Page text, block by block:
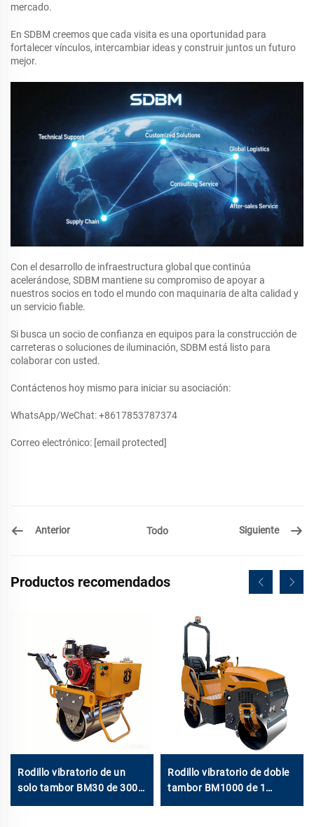
mercado.
En SDBM creemos que cada visita es una oportunidad para
fortalecer vínculos, intercambiar ideas y construir juntos un futuro
mejor.
Con el desarrollo de infraestructura global que continúa
acelerándose, SDBM mantiene su compromiso de apoyar a
nuestros socios en todo el mundo con maquinaria de alta calidad y
un servicio fiable.
Si busca un socio de confianza en equipos para la construcción de
carreteras o soluciones de iluminación, SDBM está listo para
colaborar con usted.
Contáctenos hoy mismo para iniciar su asociación:
WhatsApp/WeChat: +8617853787374
Correo electrónico: [email protected]
Anterior Todo Siguiente
Productos recomendados
Rodillo vibratorio de un
solo tambor BM30 de 300
Rodillo vibratorio de doble
tambor BM1000 de 1